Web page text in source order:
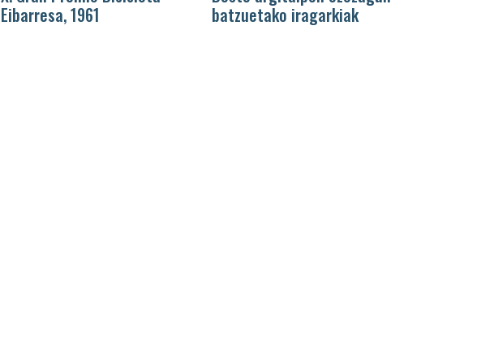
Eibarresa, 1961
batzuetako iragarkiak